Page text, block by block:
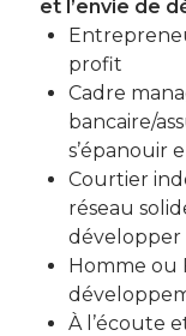
et l’envie de
profit
Cadre
bancaire/
s’épanouir
Courtier
réseau
développer
Homme ou
À l’écoute